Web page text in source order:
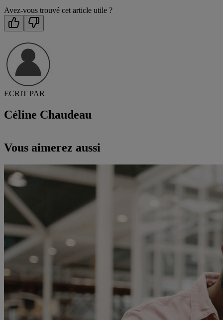
Avez-vous trouvé cet article utile ?
ECRIT PAR
Céline Chaudeau
Vous aimerez aussi